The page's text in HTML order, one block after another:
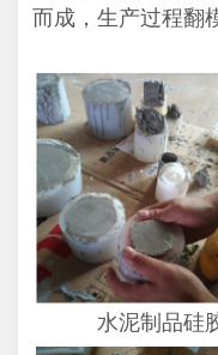
而成，生产过程翻
水泥制品硅